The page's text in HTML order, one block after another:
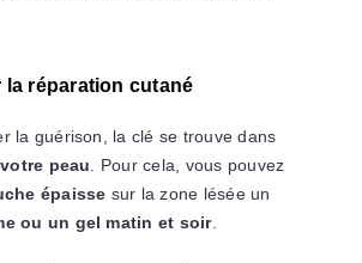
la réparation cutané
la guérison, la clé se trouve dans
peau . Pour cela, vous pouvez
épaisse sur la zone lésée un
ou un gel matin et soir.